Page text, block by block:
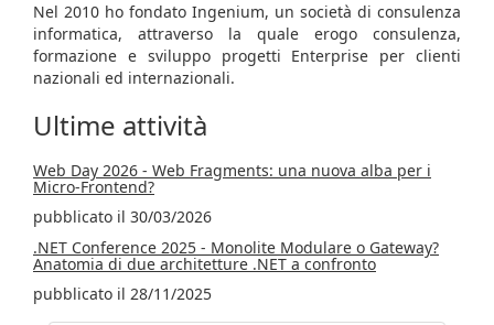
Nel 2010 ho fondato Ingenium, un società di consulenza
informatica, attraverso la quale erogo consulenza,
formazione e sviluppo progetti Enterprise per clienti
nazionali ed internazionali.
Ultime attività
Web Day 2026 - Web Fragments: una nuova alba per i
Micro-Frontend?
pubblicato il 30/03/2026
.NET Conference 2025 - Monolite Modulare o Gateway?
Anatomia di due architetture .NET a confronto
pubblicato il 28/11/2025